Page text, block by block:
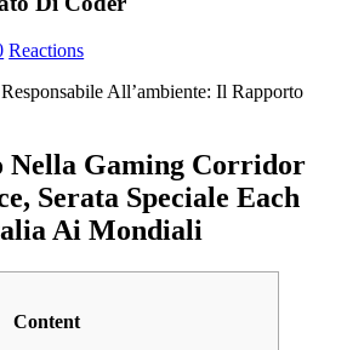
Reactions
All’ambiente: Il Rapporto
Nella Gaming Corridor
Serata Speciale Each
Ai Mondiali
Content